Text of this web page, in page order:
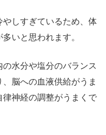
しすぎているため、体
いと思われます。
水分や塩分のバランス
脳への血液供給がうま
律神経の調整がうまくで